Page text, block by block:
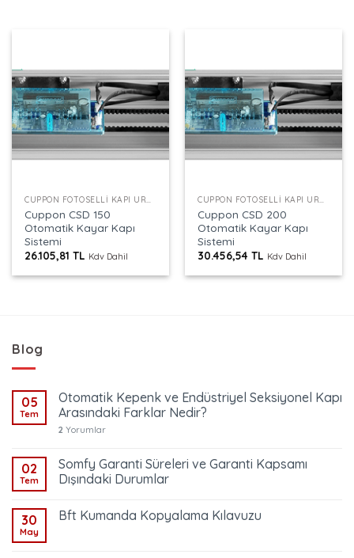
CUPPON FOTOSELLI KAPI ÜRÜNLERI
Cuppon CSD 150
Otomatik Kayar Kapı
Sistemi
26.105,81TL Kdv Dahil
CUPPON FOTOSELLI KAPI ÜRÜNLERI
Cuppon CSD 200
Otomatik Kayar Kapı
Sistemi
30.456,54TL Kdv Dahil
Blog
05
Tem
Otomatik Kepenk ve Endüstriyel Seksiyonel Kapı
Arasındaki Farklar Nedir?
2 Yorumlar
02
Tem
Somfy Garanti Süreleri ve Garanti Kapsamı
Dışındaki Durumlar
30
May
Bft Kumanda Kopyalama Kılavuzu